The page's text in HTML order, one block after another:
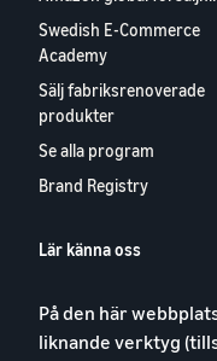
Swedish E-Commerce
Academy
Sälj fabriksrenoverade
produkter
Se alla program
Brand Registry
Lär känna oss
Karriärer
YouTube
På den här
liknande verktyg